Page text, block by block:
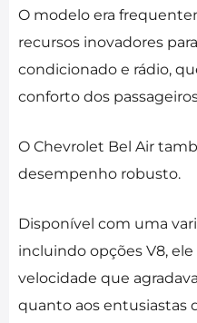
O modelo era
recursos inovadores
condicionado e rádio,
conforto dos
O Chevrolet Bel Air
desempenho robusto.
Disponível com uma
incluindo opções V8,
velocidade que
quanto aos entusiastas